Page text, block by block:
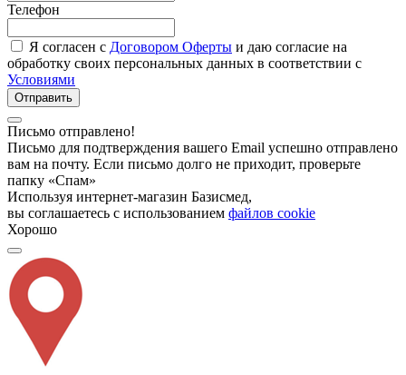
Телефон
Я согласен с Договором Оферты и даю согласие на
обработку своих персональных данных в соответствии с
Условиями
Отправить
Письмо отправлено!
Письмо для подтверждения вашего Email успешно отправлено
вам на почту. Если письмо долго не приходит, проверьте
папку «Спам»
Используя интернет-магазин Базисмед,
вы соглашаетесь с использованием файлов cookie
Хорошо